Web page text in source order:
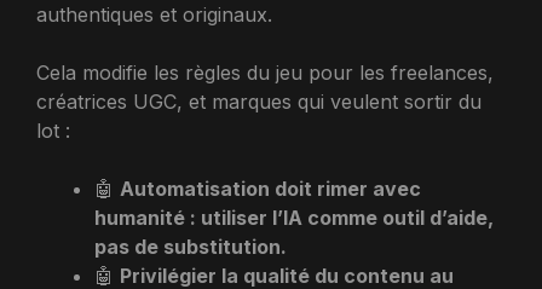
authentiques et originaux.
Cela modifie les règles du jeu pour les freelances,
créatrices UGC, et marques qui veulent sortir du
lot :
🤖 Automatisation doit rimer avec
humanité : utiliser l’IA comme outil d’aide,
pas de substitution.
🤖 Privilégier la qualité du contenu au